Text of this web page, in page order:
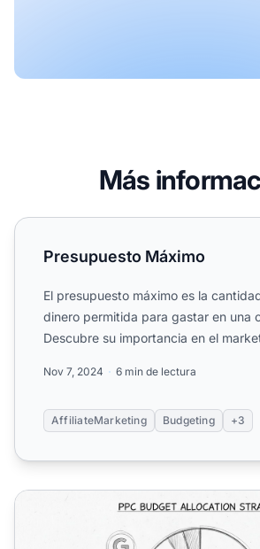
Más
Presupuesto Máximo
Presupuesto Máximo
El presupuesto máximo es la
dinero permitida para gastar en una
Descubre su importancia en el
Nov 7, 2024 6 min de lectura
AffiliateMarketing Budgeting +3
¿Cuánto debo presupuestar para